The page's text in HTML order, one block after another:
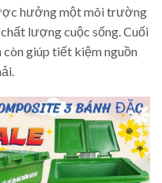
hưởng một môi trường
lượng cuộc sống. Cuối
còn giúp tiết kiệm nguồn